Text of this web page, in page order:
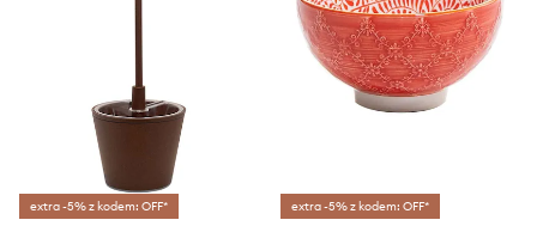
extra -5% z kodem: OFF* extra -5% z kodem: OFF*